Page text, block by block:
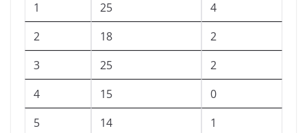
1
25
4
2
18
2
3
25
2
4
15
0
5
14
1